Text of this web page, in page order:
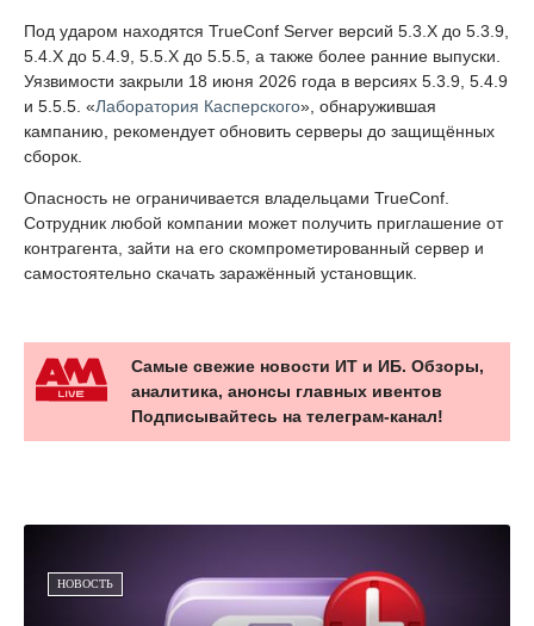
Под ударом находятся TrueConf Server версий 5.3.X до 5.3.9,
5.4.X до 5.4.9, 5.5.X до 5.5.5, а также более ранние выпуски.
Уязвимости закрыли 18 июня 2026 года в версиях 5.3.9, 5.4.9
и 5.5.5. «Лаборатория Касперского», обнаружившая
кампанию, рекомендует обновить серверы до защищённых
сборок.
Опасность не ограничивается владельцами TrueConf.
Сотрудник любой компании может получить приглашение от
контрагента, зайти на его скомпрометированный сервер и
самостоятельно скачать заражённый установщик.
Самые свежие новости ИТ и ИБ. Обзоры,
аналитика, анонсы главных ивентов
Подписывайтесь на телеграм-канал!
НОВОСТЬ